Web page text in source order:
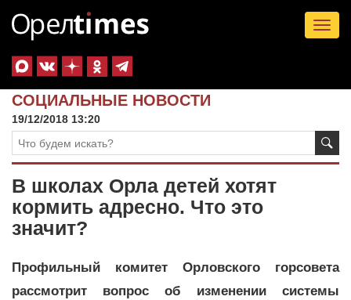
СОЦИАЛЬНЫЕ НОВОСТИ
19/12/2018 13:20
В школах Орла детей хотят
кормить адресно. Что это
значит?
Профильный комитет Орловского горсовета
рассмотрит вопрос об изменении системы